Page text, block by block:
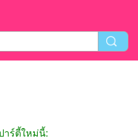
าร์ตี้ใหม่นี้: